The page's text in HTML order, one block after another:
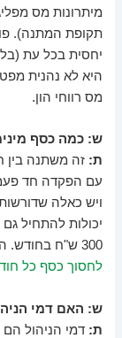
מיתרונות מס
תקופת המתנה).
יחסית בכל עת
היא לא נהנית
מס רווחי הון.
ש: כמה כסף
ת: זה משתנה בין
עם הפקדה חד
ויש כאלה
300 ש"ח בחודש. המטרה היא לעודד כמה שיותר אנשים
לחסוך כסף כל
ש: האם דמי
ת: דמי הניהול